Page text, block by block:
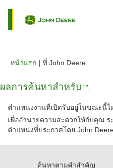
หน้าแรก | ที่ John Deere(หน้า
ผลการค้นหาสำหรับ "".
ตำแหน่งงานที่เปิดรับอยู่ในขณะนี้ไ
เพื่ออำนวยความสะดวกให้กับคุณ
ตำแหน่งที่ประกาศโดย John
ค้นหาตามคำสำคัญ